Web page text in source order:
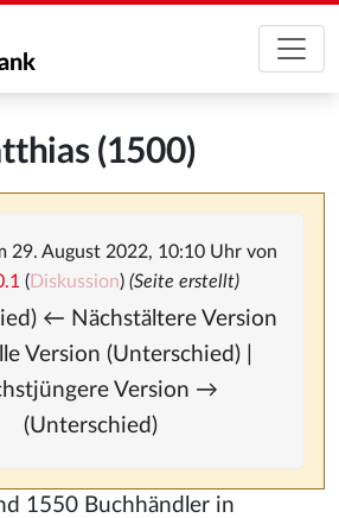
(1500)
29. August 2022, 10:10 Uhr von
(Diskussion) (Seite erstellt)
← Nächstältere Version
Version (Unterschied) |
Version →
(Unterschied)
1550 Buchhändler in